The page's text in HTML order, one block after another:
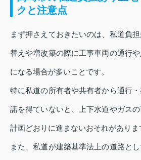
クと注意点
まず押さえておきたいのは、私道負
替えや増改築の際に工事車両の通行
になる場合が多いことです。
特に私道の所有者や共有者から通行
諾を得ていないと、上下水道やガス
計画どおりに進まないおそれがありま
また、私道が建築基準法上の道路と